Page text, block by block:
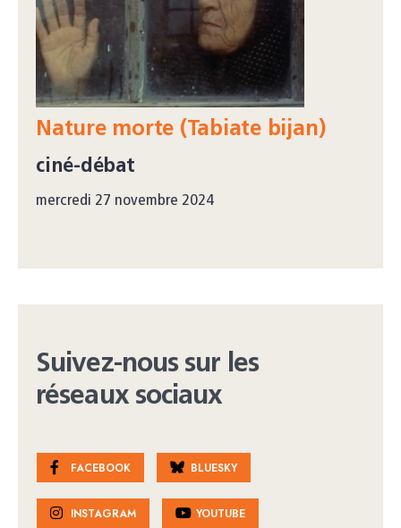
Nature morte (Tabiate bijan)
ciné-débat
mercredi 27 novembre 2024
Suivez-nous sur les
réseaux sociaux
FACEBOOK BLUESKY
INSTAGRAM YOUTUBE